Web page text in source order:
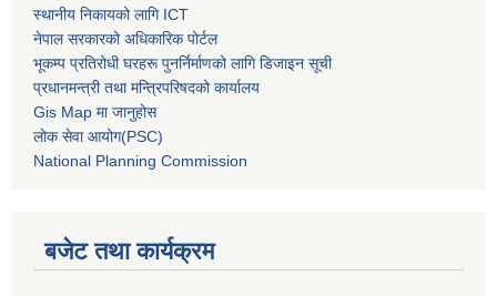
स्थानीय निकायको लागि ICT
नेपाल सरकारको अधिकारिक पोर्टल
भूकम्प प्रतिरोधी घरहरू पुनर्निर्माणको लागि डिजाइन सूची
प्रधानमन्त्री तथा मन्त्रिपरिषदको कार्यालय
Gis Map मा जानुहोस
लोक सेवा आयोग(PSC)
National Planning Commission
बजेट तथा कार्यक्रम